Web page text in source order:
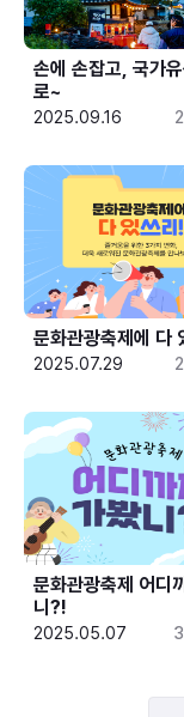
손에 손잡고, 국가
로~
2025.09.16
문화관광축제에 다
2025.07.29
문화관광축제 어디
니?!
2025.05.07